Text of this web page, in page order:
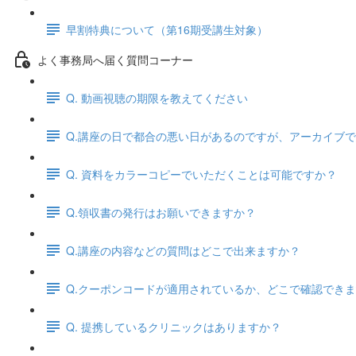
早割特典について（第16期受講生対象）
よく事務局へ届く質問コーナー
Q. 動画視聴の期限を教えてください
Q.講座の日で都合の悪い日があるのですが、アーカイブ
Q. 資料をカラーコピーでいただくことは可能ですか？
Q.領収書の発行はお願いできますか？
Q.講座の内容などの質問はどこで出来ますか？
Q.クーポンコードが適用されているか、どこで確認でき
Q. 提携しているクリニックはありますか？